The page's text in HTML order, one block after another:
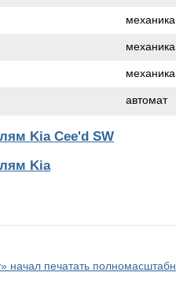
механика
механика
механика
автомат
Kia Cee'd SW
Kia
начал печатать